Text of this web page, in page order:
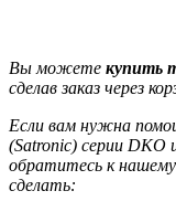
Вы можете купить
сделав заказ через
Если вам нужна
(Satronic) серии DKO
обратитесь к
сделать: